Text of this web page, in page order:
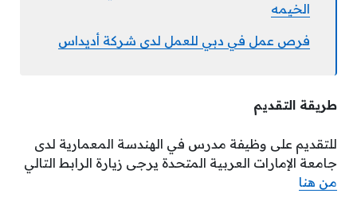
الخيمه
فرص عمل في دبي للعمل لدى شركة أديداس
طريقة التقديم
للتقديم على وظيفة مدرس في الهندسة المعمارية لدى
جامعة الإمارات العربية المتحدة يرجى زيارة الرابط التالي
من هنا